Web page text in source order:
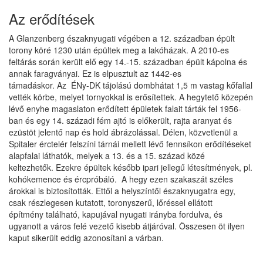
Az erődítések
A Glanzenberg északnyugati végében a 12. században épült
torony köré 1230 után épültek meg a lakóházak. A 2010-es
feltárás során került elő egy 14.-15. században épült kápolna és
annak faragványai. Ez is elpusztult az 1442-es
támadáskor. Az ÉNy-DK tájolású dombhátat 1,5 m vastag kőfallal
vették körbe, melyet tornyokkal is erősítettek. A hegytető közepén
lévő enyhe magaslaton erődített épületek falait tárták fel 1956-
ban és egy 14. századi fém ajtó is előkerült, rajta aranyat és
ezüstöt jelentő nap és hold ábrázolással. Délen, közvetlenül a
Spitaler érctelér felszíni tárnái mellett lévő fennsíkon erődítéseket
alapfalai láthatók, melyek a 13. és a 15. század közé
keltezhetők. Ezekre épültek később ipari jellegű létesítmények, pl.
kohókemence és ércpróbáló. A hegy ezen szakaszát széles
árokkal is biztosították. Ettől a helyszíntől északnyugatra egy,
csak részlegesen kutatott, toronyszerű, lőréssel ellátott
építmény található, kapujával nyugati irányba fordulva, és
ugyanott a város felé vezető kisebb átjáróval. Összesen öt ilyen
kaput sikerült eddig azonosítani a várban.